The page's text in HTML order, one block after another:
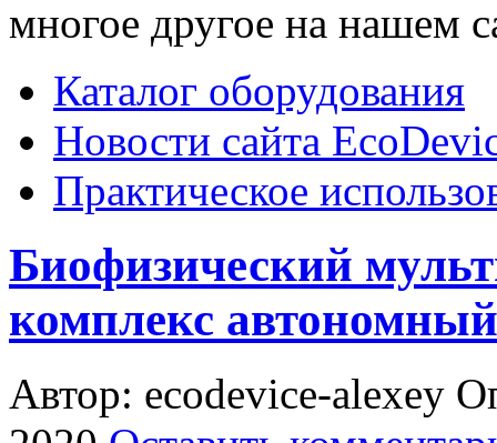
многое другое на нашем
Каталог оборудования
Новости сайта
Практическое
Биофизический
комплекс
Автор: ecodevice-alexey